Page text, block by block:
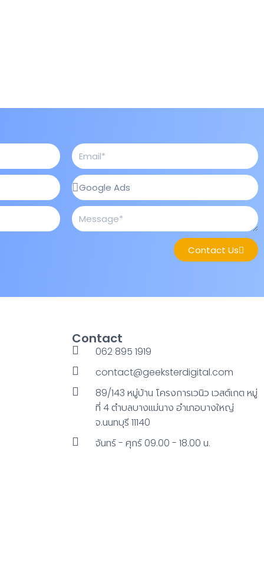
Contact Us
Contact
062 895 1919
contact@geeksterdigital.com
89/143 หมู่บ้าน โครงการเวนิว เวสต์เกต หมู่
ที่ 4 ตําบลบางแม่นาง อําเภอบางใหญ่
จ.นนทบุรี 11140
จันทร์ - ศุกร์ 09.00 - 18.00 น.